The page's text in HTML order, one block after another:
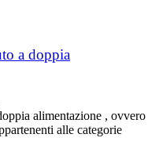
a doppia
alimentazione , ovvero
alle categorie